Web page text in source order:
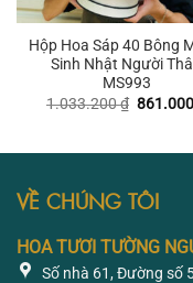
Hộp Hoa Sáp 40 Bông
Sinh Nhật Người
MS993
1.033.200₫ Giá
VỀ CHÚNG TÔI
HOA TƯƠI TƯỜNG
Số nhà 61, Đường số